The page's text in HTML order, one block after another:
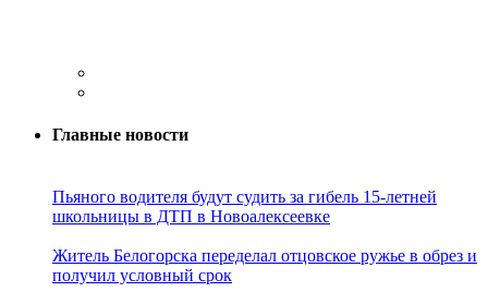
Главные новости
Пьяного водителя будут судить за гибель 15-летней
школьницы в ДТП в Новоалексеевке
Житель Белогорска переделал отцовское ружье в обрез и
получил условный срок